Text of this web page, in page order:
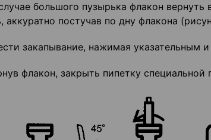
большого пузырька флакон
аккуратно постучав по дну флакона
закапывание, нажимая указательным
флакон, закрыть пипетку специальной